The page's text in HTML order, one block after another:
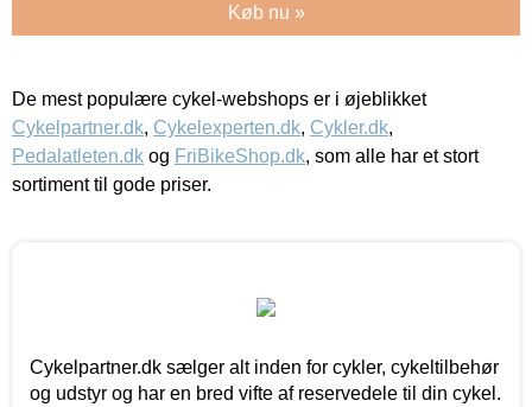
Køb nu »
De mest populære cykel-webshops er i øjeblikket
Cykelpartner.dk, Cykelexperten.dk, Cykler.dk,
Pedalatleten.dk og FriBikeShop.dk, som alle har et stort
sortiment til gode priser.
Cykelpartner.dk sælger alt inden for cykler, cykeltilbehør
og udstyr og har en bred vifte af reservedele til din cykel.